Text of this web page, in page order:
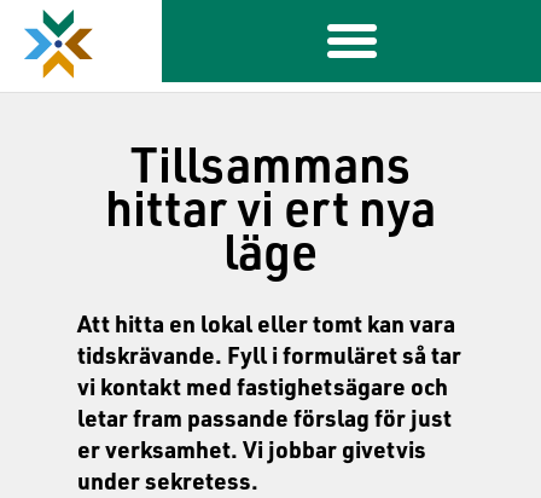
Tillsammans
hittar vi ert nya
läge
Att hitta en lokal eller tomt kan vara
tidskrävande. Fyll i formuläret så tar
vi kontakt med fastighetsägare och
letar fram passande förslag för just
er verksamhet. Vi jobbar givetvis
under sekretess.